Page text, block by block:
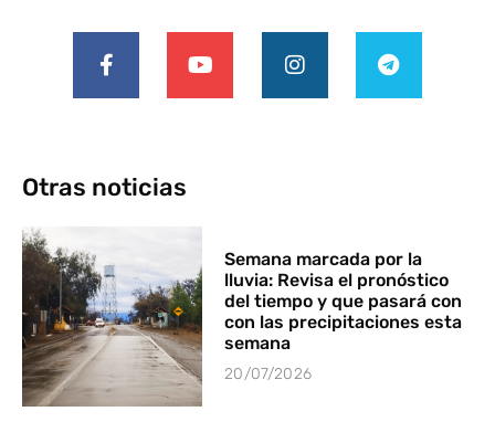
Otras noticias
Semana marcada por la
lluvia: Revisa el pronóstico
del tiempo y que pasará con
con las precipitaciones esta
semana
20/07/2026